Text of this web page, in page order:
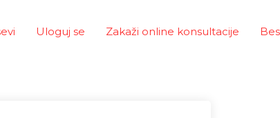
Uloguj se Zakaži online konsultacije